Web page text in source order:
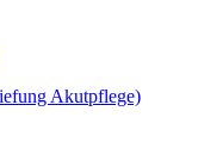
Akutpflege)